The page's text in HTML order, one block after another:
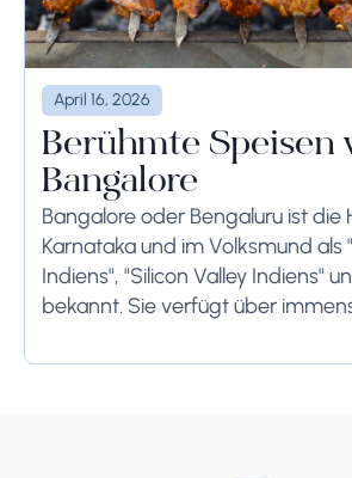
April 16, 2026
Berühmte Speisen
Bangalore
Bangalore oder Bengaluru ist die
Karnataka und im Volksmund
Indiens", "Silicon Valley Indiens"
bekannt. Sie verfügt über
und bietet ihren Bewohnern so
berühmt für seine...